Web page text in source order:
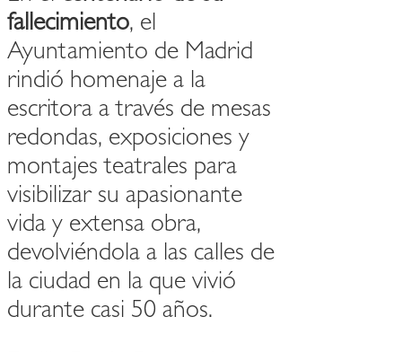
fallecimiento, el
Ayuntamiento de Madrid
rindió homenaje a la
escritora a través de mesas
redondas, exposiciones y
montajes teatrales para
visibilizar su apasionante
vida y extensa obra,
devolviéndola a las calles de
la ciudad en la que vivió
durante casi 50 años.